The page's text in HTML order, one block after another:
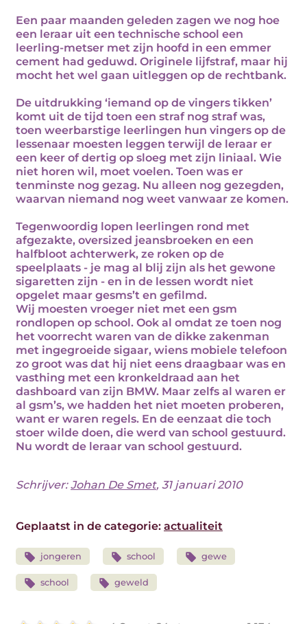
Een paar maanden geleden zagen we nog hoe
een leraar uit een technische school een
leerling-metser met zijn hoofd in een emmer
cement had geduwd. Originele lijfstraf, maar hij
mocht het wel gaan uitleggen op de rechtbank.
De uitdrukking ‘iemand op de vingers tikken’
komt uit de tijd toen een straf nog straf was,
toen weerbarstige leerlingen hun vingers op de
lessenaar moesten leggen terwijl de leraar er
een keer of dertig op sloeg met zijn liniaal. Wie
niet horen wil, moet voelen. Toen was er
tenminste nog gezag. Nu alleen nog gezegden,
waarvan niemand nog weet vanwaar ze komen.
Tegenwoordig lopen leerlingen rond met
afgezakte, oversized jeansbroeken en een
halfbloot achterwerk, ze roken op de
speelplaats - je mag al blij zijn als het gewone
sigaretten zijn - en in de lessen wordt niet
opgelet maar gesms’t en gefilmd.
Wij moesten vroeger niet met een gsm
rondlopen op school. Ook al omdat ze toen nog
het voorrecht waren van de dikke zakenman
met ingegroeide sigaar, wiens mobiele telefoon
zo groot was dat hij niet eens draagbaar was en
vasthing met een kronkeldraad aan het
dashboard van zijn BMW. Maar zelfs al waren er
al gsm’s, we hadden het niet moeten proberen,
want er waren regels. En de eenzaat die toch
stoer wilde doen, die werd van school gestuurd.
Nu wordt de leraar van school gestuurd.
Schrijver:Johan De Smet, 31 januari 2010
Geplaatst in de categorie: actualiteit
jongeren school gewe
school geweld